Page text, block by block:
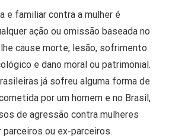
e familiar contra a mulher é
ação ou omissão baseada no
cause morte, lesão, sofrimento
e dano moral ou patrimonial.
já sofreu alguma forma de
por um homem e no Brasil,
de agressão contra mulheres
ou ex-parceiros.